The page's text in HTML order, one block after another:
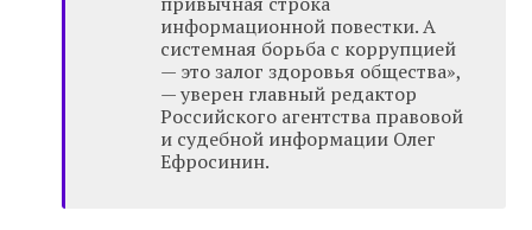
информационной повестки. А
системная борьба с коррупцией
— это залог здоровья общества»,
— уверен главный редактор
Российского агентства правовой
и судебной информации Олег
Ефросинин.